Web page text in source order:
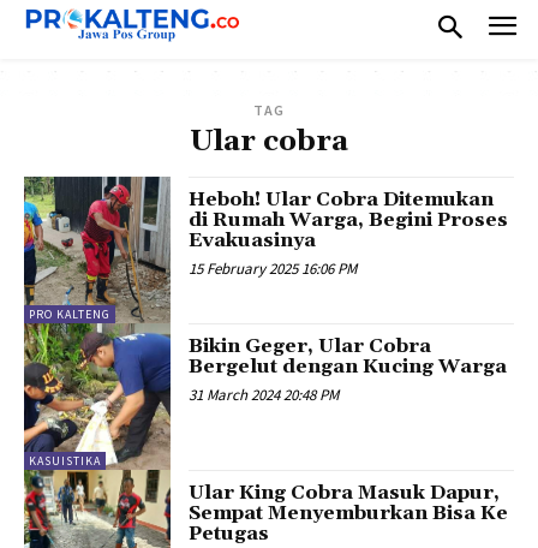
TAG
Ular cobra
PRO KALTENG
Heboh! Ular Cobra Ditemukan
di Rumah Warga, Begini Proses
Evakuasinya
15 February 2025 16:06 PM
KASUISTIKA
Bikin Geger, Ular Cobra
Bergelut dengan Kucing Warga
31 March 2024 20:48 PM
Ular King Cobra Masuk Dapur,
Sempat Menyemburkan Bisa Ke
Petugas